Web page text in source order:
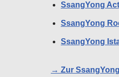
SsangYong
SsangYong
SsangYong
→ Zur